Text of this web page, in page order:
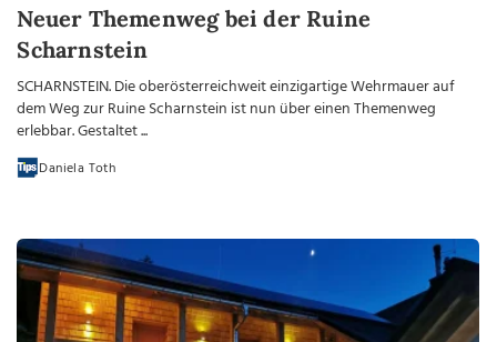
Neuer Themenweg bei der Ruine
Scharnstein
SCHARNSTEIN. Die oberösterreichweit einzigartige Wehrmauer auf
dem Weg zur Ruine Scharnstein ist nun über einen Themenweg
erlebbar. Gestaltet ...
Daniela Toth